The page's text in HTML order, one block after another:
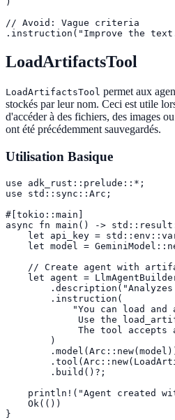
// Avoid: Vague criteria
.instruction("Improve the
LoadArtifactsTool
LoadArtifactsTool permet aux
stockés par leur nom. Ceci est utile
d'accéder à des fichiers, des images
ont été précédemment sauvegardés.
Utilisation Basique
use adk_rust::prelude::*;
use std::sync::Arc;
#[tokio::main]
async fn main() ->
let api_key =
let model =
// Create agent with
let agent =
        .instruction(
"You can load and
Use the
The tool accepts
        )
        .build()?;
println!("Agent created
    Ok(())
}